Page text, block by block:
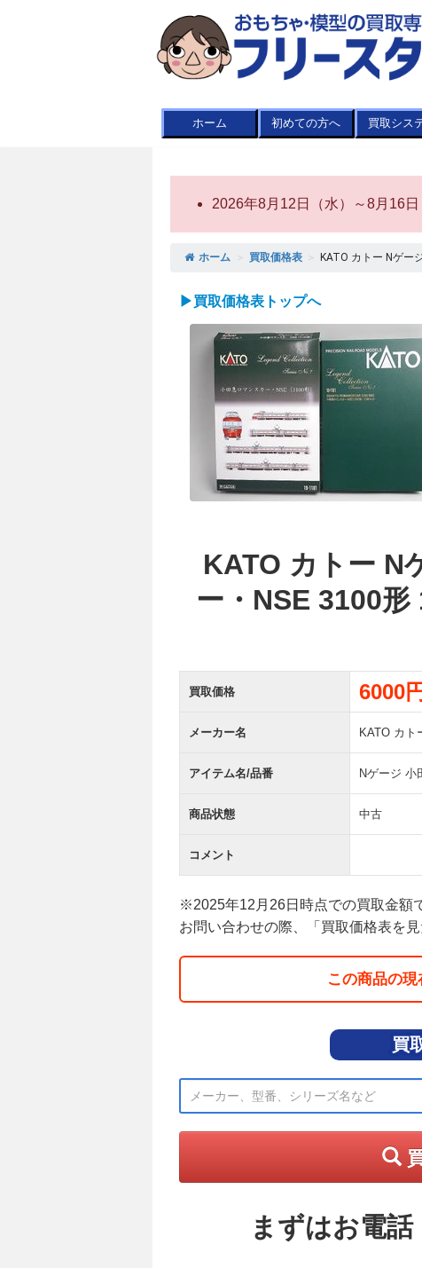
ホーム 初めての方へ 買取シス
2026年8月12日（水）～8月16
ホーム ＞ 買取価格表 ＞ KATO カトー Nゲー
▶買取価格表トップへ
KATO カトー N
ー・NSE 3100
買取価格 6000
メーカー名 KATO カト
アイテム名/品番 Nゲージ 小
商品状態 中古
コメント
※2025年12月26日時点での買取金額
お問い合わせの際、「買取価格表を
この商品の
買
まずはお電